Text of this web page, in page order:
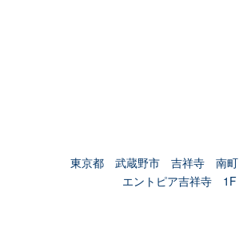
東京都 武蔵野市 吉祥寺 南
エントピア吉祥寺 1F